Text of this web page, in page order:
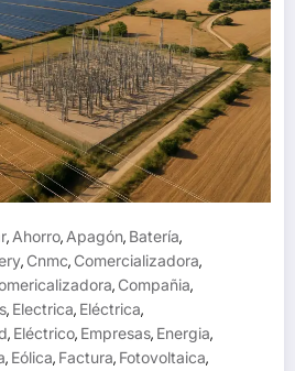
, Ahorro, Apagón, Batería,
, Cnmc, Comercializadora,
, Compañia,
, Electrica, Eléctrica,
, Eléctrico, Empresas, Energia,
, Eólica, Factura, Fotovoltaica,